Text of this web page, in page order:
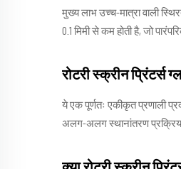
मुख्य लाभ उच्च-मात्रा वाली
0.1 मिमी से कम होती है, जो
रोटरी स्क्रीन प्रिंटर्स
ये एक पूर्णतः एकीकृत प्रणाली
अलग-अलग स्थानांतरण